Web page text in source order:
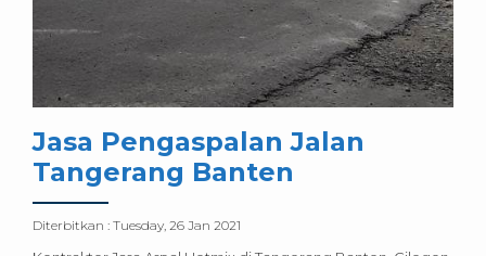
Jasa Pengaspalan Jalan
Tangerang Banten
Diterbitkan : Tuesday, 26 Jan 2021